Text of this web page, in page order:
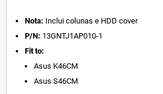
Nota: Inclui colunas e HDD cover
P/N: 13GNTJ1AP010-1
Fit to:
Asus K46CM
Asus S46CM